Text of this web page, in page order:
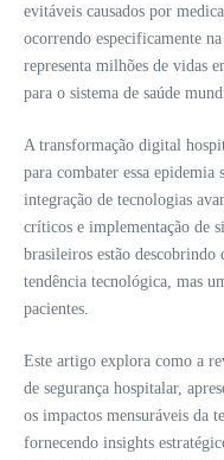
evitáveis causados por
ocorrendo especificamente
representa milhões de vidas
para o sistema de saúde
A transformação digital
para combater essa
integração de tecnologias
críticos e implementação de
brasileiros estão descobrindo
tendência tecnológica, mas
pacientes.
Este artigo explora como a
de segurança hospitalar,
os impactos mensuráveis da
fornecendo insights